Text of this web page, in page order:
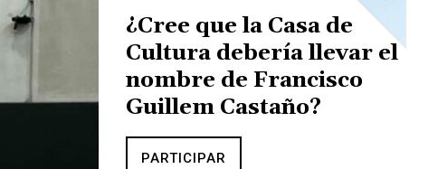
¿Cree que la Casa de
Cultura debería llevar el
nombre de Francisco
Guillem Castaño?
PARTICIPAR